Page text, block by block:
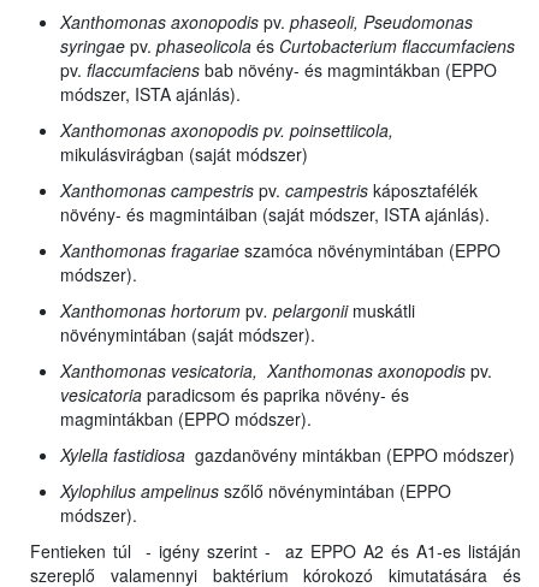
Xanthomonas axonopodis pv. phaseoli, Pseudomonas
syringae pv. phaseolicola és Curtobacterium flaccumfaciens
pv. flaccumfaciens bab növény- és magmintákban (EPPO
módszer, ISTA ajánlás).
Xanthomonas axonopodis pv. poinsettiicola,
mikulásvirágban (saját módszer)
Xanthomonas campestris pv. campestris káposztafélék
növény- és magmintáiban (saját módszer, ISTA ajánlás).
Xanthomonas fragariae szamóca növénymintában (EPPO
módszer).
Xanthomonas hortorum pv. pelargoniimuskátli
növénymintában (saját módszer).
Xanthomonas vesicatoria, Xanthomonas axonopodis pv.
vesicatoria paradicsom és paprika növény- és
magmintákban (EPPO módszer).
Xylella fastidiosa gazdanövény mintákban (EPPO módszer)
Xylophilus ampelinus szőlő növénymintában (EPPO
módszer).
Fentieken túl - igény szerint - az EPPO A2 és A1-es listáján
szereplő valamennyi baktérium kórokozó kimutatására és